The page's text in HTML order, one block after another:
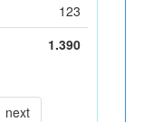
123
1.390
next